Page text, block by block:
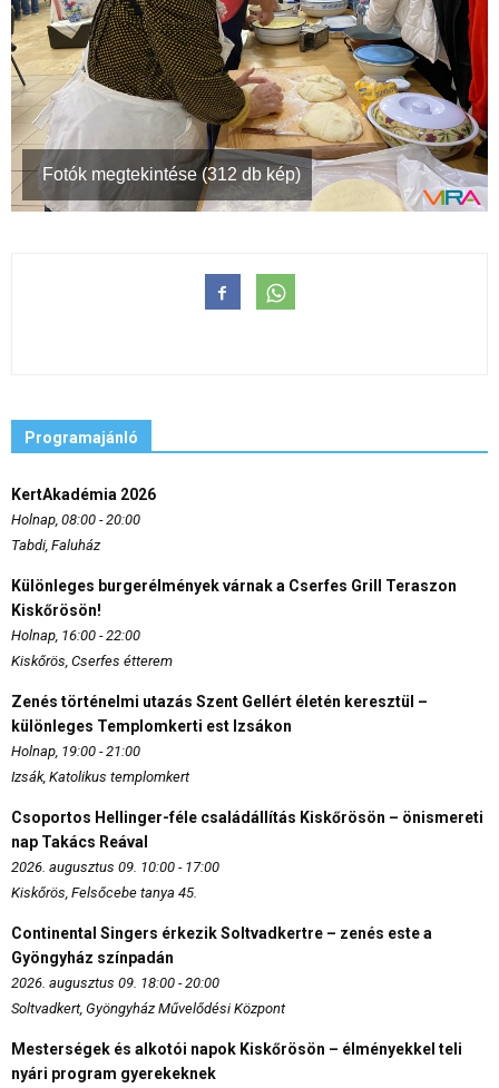
Fotók megtekintése (312 db kép)
Programajánló
KertAkadémia 2026
Holnap, 08:00 - 20:00
Tabdi, Faluház
Különleges burgerélmények várnak a Cserfes Grill Teraszon
Kiskőrösön!
Holnap, 16:00 - 22:00
Kiskőrös, Cserfes étterem
Zenés történelmi utazás Szent Gellért életén keresztül –
különleges Templomkerti est Izsákon
Holnap, 19:00 - 21:00
Izsák, Katolikus templomkert
Csoportos Hellinger-féle családállítás Kiskőrösön – önismereti
nap Takács Reával
2026. augusztus 09. 10:00 - 17:00
Kiskőrös, Felsőcebe tanya 45.
Continental Singers érkezik Soltvadkertre – zenés este a
Gyöngyház színpadán
2026. augusztus 09. 18:00 - 20:00
Soltvadkert, Gyöngyház Művelődési Központ
Mesterségek és alkotói napok Kiskőrösön – élményekkel teli
nyári program gyerekeknek